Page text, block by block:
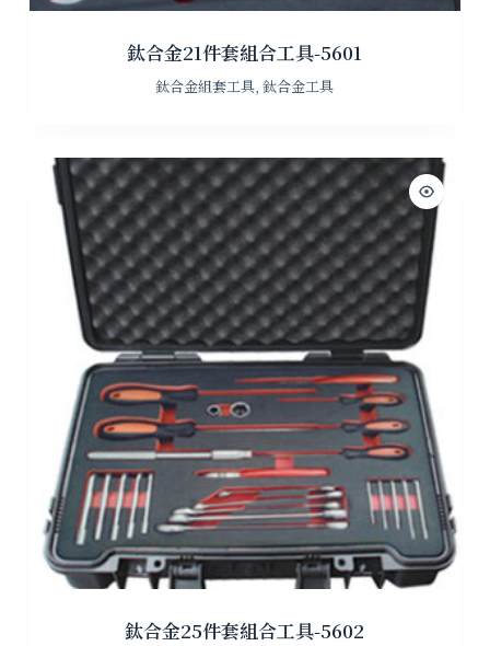
鈦合金21件套組合工具-5601
鈦合金組套工具,鈦合金工具
鈦合金25件套組合工具-5602